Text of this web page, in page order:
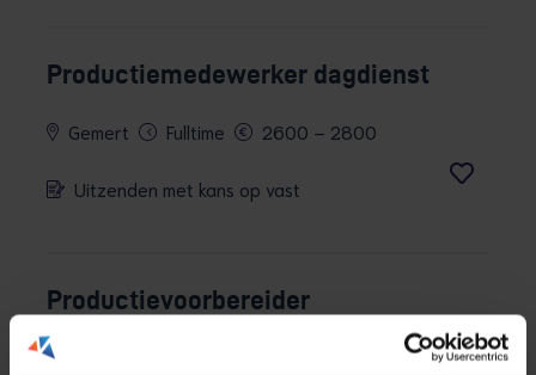
Productiemedewerker dagdienst
Gemert Fulltime 2600 – 2800
Uitzenden met kans op vast
Productievoorbereider